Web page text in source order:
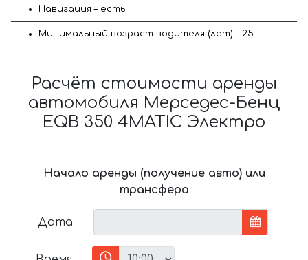
Навигация – есть
Минимальный возраст водителя (лет) – 25
Расчёт стоимости аренды
автомобиля Мерседес-Бенц
EQB 350 4MATIC Электро
Начало аренды (получение авто) или
трансфера
Дата